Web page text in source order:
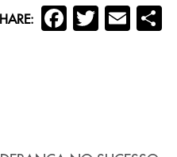
Facebook
Twitter